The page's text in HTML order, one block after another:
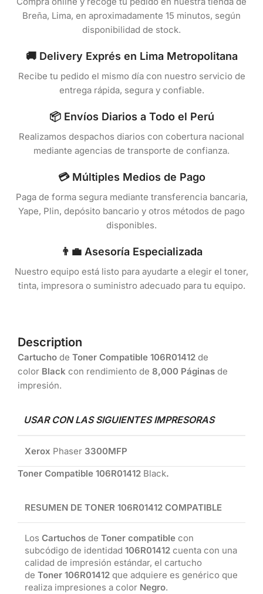
Breña, Lima, en aproximadamente 15 minutos, según
disponibilidad de stock.
🚚 Delivery Exprés en Lima Metropolitana
Recibe tu pedido el mismo día con nuestro servicio de
entrega rápida, segura y confiable.
📦 Envíos Diarios a Todo el Perú
Realizamos despachos diarios con cobertura nacional
mediante agencias de transporte de confianza.
💳 Múltiples Medios de Pago
Paga de forma segura mediante transferencia bancaria,
Yape, Plin, depósito bancario y otros métodos de pago
disponibles.
👨‍💼 Asesoría Especializada
Nuestro equipo está listo para ayudarte a elegir el toner,
tinta, impresora o suministro adecuado para tu equipo.
Description
Cartucho de Toner Compatible 106R01412 de
color Black con rendimiento de 8,000 Páginas de
impresión.
USAR CON LAS SIGUIENTES IMPRESORAS
Xerox Phaser 3300MFP
Toner Compatible 106R01412 Black.
RESUMEN DE TONER 106R01412 COMPATIBLE
Los Cartuchos de Toner compatible con
subcódigo de identidad 106R01412 cuenta con una
calidad de impresión estándar, el cartucho
de Toner 106R01412 que adquiere es genérico que
realiza impresiones a color Negro.